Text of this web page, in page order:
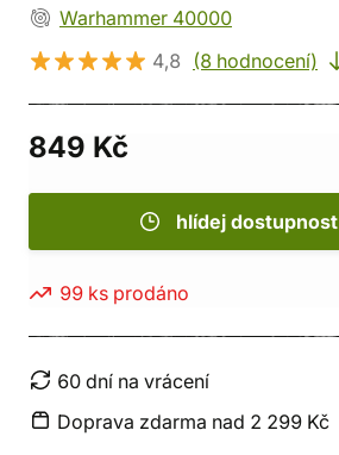
Warhammer 40000
4,8
(8 hodnocení)
849 Kč
hlídej dostupnost
99 ks prodáno
60 dní na vrácení
Doprava zdarma nad 2 299 Kč